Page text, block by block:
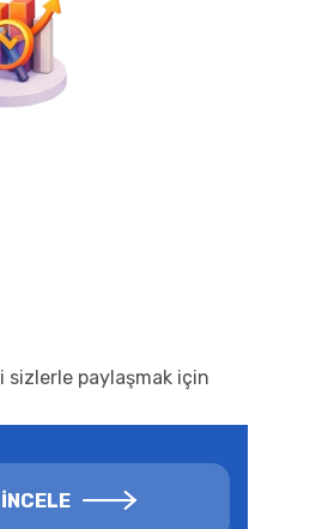
sizlerle paylaşmak için
İNCELE